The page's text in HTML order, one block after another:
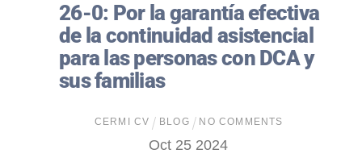
26-0: Por la garantía efectiva
de la continuidad asistencial
para las personas con DCA y
sus familias
CERMI CV BLOG NO COMMENTS
Oct 25 2024